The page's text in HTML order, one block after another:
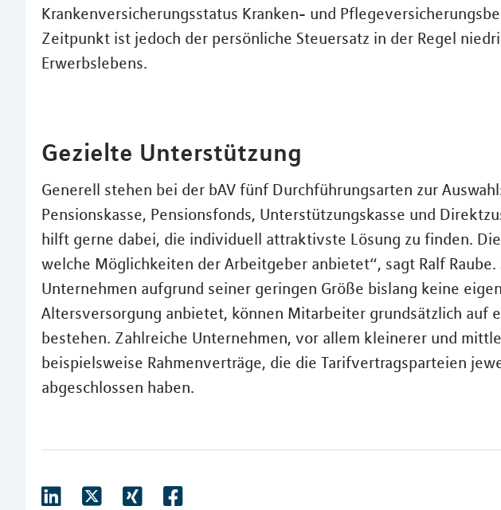
Krankenversicherungsstatus Kranken- und
Zeitpunkt ist jedoch der persönliche Steuersatz in der Regel
Erwerbslebens.
Gezielte Unterstützung
Generell stehen bei der bAV fünf Durchführungsarten zur
Pensionskasse, Pensionsfonds, Unterstützungskasse und
hilft gerne dabei, die individuell attraktivste Lösung zu finden.
welche Möglichkeiten der Arbeitgeber anbietet“, sagt Ralf Raube.
Unternehmen aufgrund seiner geringen Größe bislang keine
Altersversorgung anbietet, können Mitarbeiter grundsätzlich auf
bestehen. Zahlreiche Unternehmen, vor allem kleinerer und
beispielsweise Rahmenverträge, die die Tarifvertragsparteien
abgeschlossen haben.